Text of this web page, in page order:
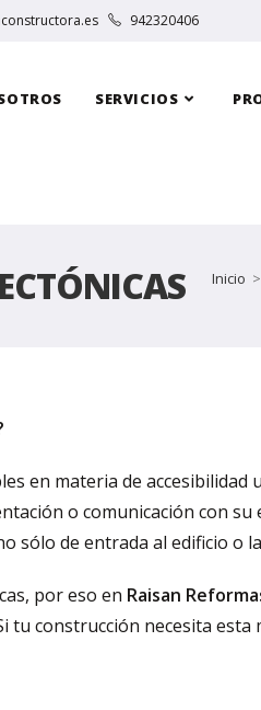
942320406
SERVICIOS
Inicio >
en materia de accesibilidad
o comunicación con
sólo de entrada al edificio o
por eso en Raisan
tu construcción necesita